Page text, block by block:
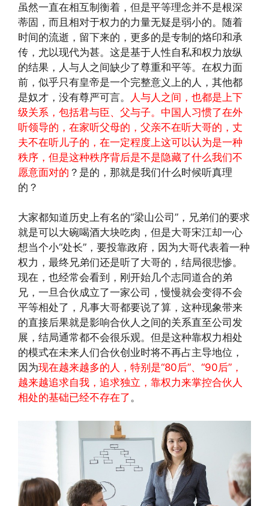
虽然一直在相互制衡着，但是平等理念并不是根深
蒂固，而且相对于权力的力量无疑是弱小的。随着
时间的流逝，留下来的，更多的是专制的烙印和承
传，尤以现代为甚。这是基于人性自私和权力放纵
的结果，人与人之间缺少了尊重和平等。在权力面
前，似乎只有皇帝是一个完整意义上的人，其他都
是奴才，没有尊严可言。
人与人之间，也都是上下
级关系，包括君与臣、父与子。中国人习惯了在外
听领导的，在家听父母的，父亲不在听大哥的，丈
夫不在听儿子的，在一定程度上这可以认为是一种
秩序，但是这种秩序背后是不是隐藏了什么我们不
愿意面对的 ？是的，那就是我们什么时候听真理
的？
大家都知道历史上有名的“梁山公司”，兄弟们的要求
就是可以大碗喝酒大块吃肉，但是大哥宋江却一心
想当个小“处长”，要投靠政府，因为大哥代表着一种
权力，最终兄弟们还是听了大哥的，结局很悲惨。
现在，也经常会看到，刚开始几个志同道合的弟
兄，一旦合伙成立了一家公司，慢慢就会变得不会
平等相处了，凡事大哥都要说了算，这种现象带来
的直接后果就是影响合伙人之间的关系直至公司发
展，结局通常都不会很乐观。但是这种靠权力相处
的模式在未来人们合伙创业时将不再占主导地位，
因为现在越来越多的人，特别是“80后”、“90后”，
越来越追求自我，追求独立，靠权力来掌控合伙人
相处的基础已经不存在了。